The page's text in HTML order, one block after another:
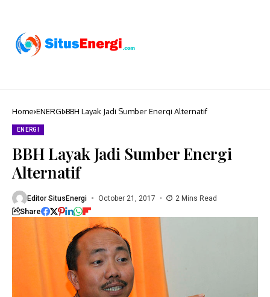
Home ENERGI BBH Layak Jadi Sumber Energi Alternatif
ENERGI
BBH Layak Jadi Sumber Energi
Alternatif
Editor SitusEnergi October 21, 2017 2 Mins Read
Share